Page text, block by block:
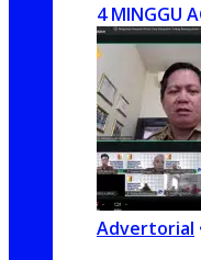
4 MINGGU
Advertorial